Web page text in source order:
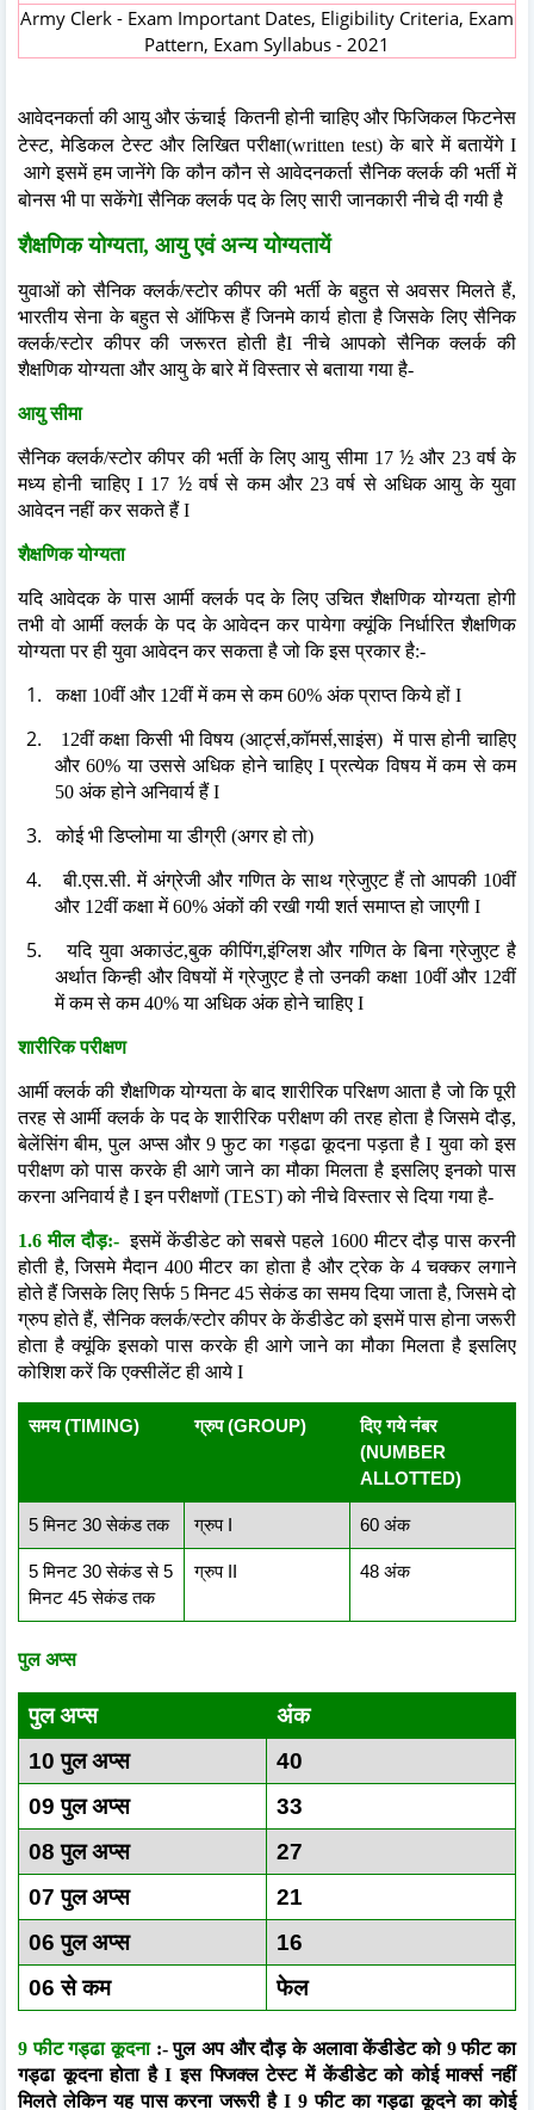
Army Clerk - Exam Important Dates, Eligibility Criteria, Exam
Pattern, Exam Syllabus - 2021
आवेदनकर्ता की आयु और ऊंचाई कितनी होनी चाहिए और फिजिकल फिटनेस
टेस्ट, मेडिकल टेस्ट और लिखित परीक्षा(written test) के बारे में बतायेंगे I
आगे इसमें हम जानेंगे कि कौन कौन से आवेदनकर्ता सैनिक क्लर्क की भर्ती में
बोनस भी पा सकेंगेI सैनिक क्लर्क पद के लिए सारी जानकारी नीचे दी गयी है
शैक्षणिकयोग्यता, आयु एवं अन्य योग्यतायें
युवाओं को सैनिक क्लर्क/स्टोर कीपर की भर्ती के बहुत से अवसर मिलते हैं,
भारतीय सेना के बहुत से ऑफिस हैं जिनमे कार्य होता है जिसके लिए सैनिक
क्लर्क/स्टोर कीपर की जरूरत होती हैI नीचे आपको सैनिक क्लर्क की
शैक्षणिक योग्यता और आयु के बारे में विस्तार से बताया गया है-
आयु सीमा
सैनिक क्लर्क/स्टोर कीपर की भर्ती के लिए आयु सीमा 17½ और 23 वर्ष के
मध्य होनी चाहिए I 17 ½वर्ष से कम और 23 वर्ष से अधिक आयु के युवा
आवेदन नहीं कर सकते हैं I
शैक्षणिक योग्यता
यदि आवेदक के पास आर्मी क्लर्क पद के लिए उचित शैक्षणिक योग्यता होगी
तभी वो आर्मी क्लर्क के पद के आवेदन कर पायेगा क्यूंकि निर्धारित शैक्षणिक
योग्यता पर ही युवा आवेदन कर सकता है जो कि इस प्रकार है:-
1. कक्षा 10वीं और 12वीं में कम से कम 60% अंक प्राप्त किये हों I
2. 12वीं कक्षा किसी भी विषय (आर्ट्स,कॉमर्स,साइंस) में पास होनी चाहिए
और 60% या उससे अधिक होने चाहिए I प्रत्येक विषय में कम से कम
50 अंक होने अनिवार्य हैं I
3. कोई भी डिप्लोमा या डीग्री (अगर हो तो)
4.
बी.एस.सी. में अंग्रेजी और गणित के साथ ग्रेजुएट हैं तो आपकी 10वीं
और 12वीं कक्षा में 60% अंकों की रखी गयी शर्त समाप्त हो जाएगी I
5.
यदि युवा अकाउंट,बुक कीपिंग,इंग्लिश और गणित के बिना ग्रेजुएट है
अर्थात किन्ही और विषयों में ग्रेजुएट है तो उनकी कक्षा 10वीं और 12वीं
में कम से कम 40% या अधिक अंक होने चाहिए I
शारीरिक परीक्षण
आर्मी क्लर्क की शैक्षणिक योग्यता के बाद शारीरिक परिक्षण आता है जो कि पूरी
तरह से आर्मी क्लर्क के पद के शारीरिक परीक्षण की तरह होता है जिसमे दौड़,
बेलेंसिंग बीम, पुल अप्स और 9 फुट का गड्ढा कूदना पड़ता है I युवा को इस
परीक्षण को पास करके ही आगे जाने का मौका मिलता है इसलिए इनको पास
करना अनिवार्य है I इन परीक्षणों (TEST) को नीचे विस्तार से दिया गया है-
1.6 मील दौड़:- इसमें केंडीडेट को सबसे पहले 1600 मीटर दौड़ पास करनी
होती है, जिसमे मैदान 400 मीटर का होता है और ट्रेक के 4 चक्कर लगाने
होते हैं जिसके लिए सिर्फ 5 मिनट 45 सेकंड का समय दिया जाता है, जिसमे दो
ग्रुप होते हैं, सैनिक क्लर्क/स्टोर कीपर के केंडीडेट को इसमें पास होना जरूरी
होता है क्यूंकि इसको पास करके ही आगे जाने का मौका मिलता है इसलिए
कोशिश करें कि एक्सीलेंट ही आये I
समय (TIMING) ग्रुप (GROUP)
दिए गये नंबर
(NUMBER
ALLOTTED)
5 मिनट 30 सेकंड तक ग्रुप I 60 अंक
5 मिनट 30 सेकंड से 5
मिनट 45 सेकंड तक
ग्रुप II 48 अंक
पुल अप्स
पुल अप्स
अंक
10 पुल अप्स
40
09 पुल अप्स
33
08 पुल अप्स
27
07 पुल अप्स
21
06 पुल अप्स
16
06 से कम
फेल
9 फीट गड्ढा कूदना :- पुल अप और दौड़ के अलावा केंडीडेट को 9 फीट का
गड्ढा कूदना होता है I इस फ्जिक्ल टेस्ट में केंडीडेट को कोई मार्क्स नहीं
मिलते लेकिन यह पास करना जरूरी है I 9 फीट का गड्ढा कूदने का कोई